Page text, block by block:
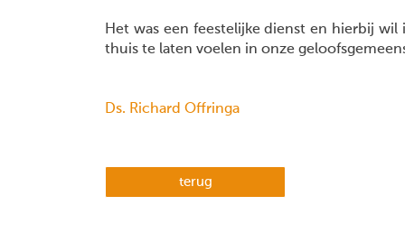
Het was een feestelijke dienst en hierbij
thuis te laten voelen in onze
Ds. Richard Offringa
terug